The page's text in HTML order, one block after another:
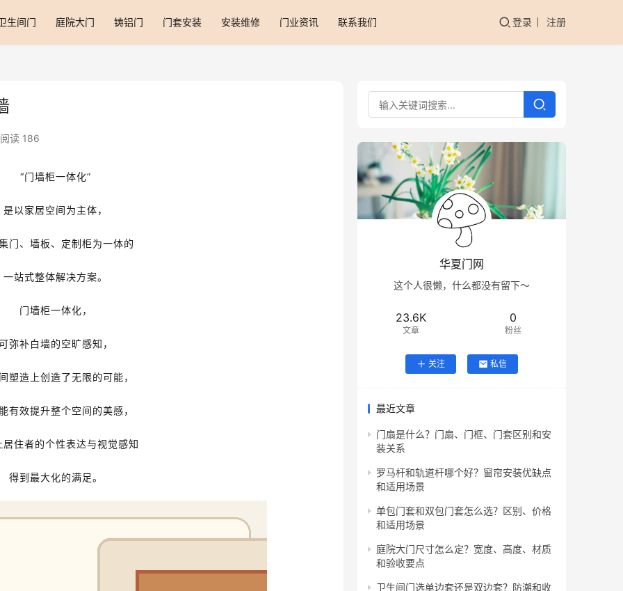
生间门 庭院大门 铸铝门 门套安装 安装维修 门业资讯 联系我们 登录 注册
阅读 186
“门墙柜一体化”
是以家居空间为主体，
门、墙板、定制柜为一体的
一站式整体解决方案。
门墙柜一体化，
弥补白墙的空旷感知，
塑造上创造了无限的可能，
有效提升整个空间的美感，
居住者的个性表达与视觉感知
得到最大化的满足。
华夏门网
这个人很懒，什么都没有留下～
23.6K
文章
0
粉丝
关注 私信
最近文章
门扇是什么？门扇、门框、门套区别和安
装关系
罗马杆和轨道杆哪个好？窗帘安装优缺点
和适用场景
单包门套和双包门套怎么选？区别、价格
和适用场景
庭院大门尺寸怎么定？宽度、高度、材质
和验收要点
卫生间门选单边套还是双边套？防潮和收